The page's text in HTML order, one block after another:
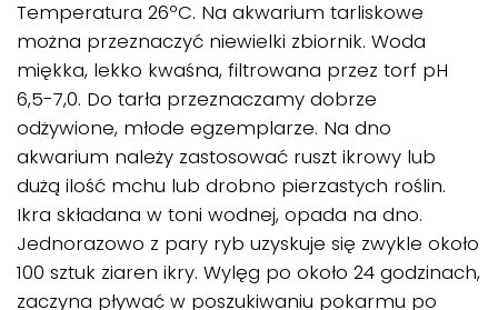
Temperatura 26ºC. Na akwarium tarliskowe
można przeznaczyć niewielki zbiornik. Woda
miękka, lekko kwaśna, filtrowana przez torf pH
6,5-7,0. Do tarła przeznaczamy dobrze
odżywione, młode egzemplarze. Na dno
akwarium należy zastosować ruszt ikrowy lub
dużą ilość mchu lub drobno pierzastych roślin.
Ikra składana w toni wodnej, opada na dno.
Jednorazowo z pary ryb uzyskuje się zwykle około
100 sztuk ziaren ikry. Wylęg po około 24 godzinach,
zaczyna pływać w poszukiwaniu pokarmu po